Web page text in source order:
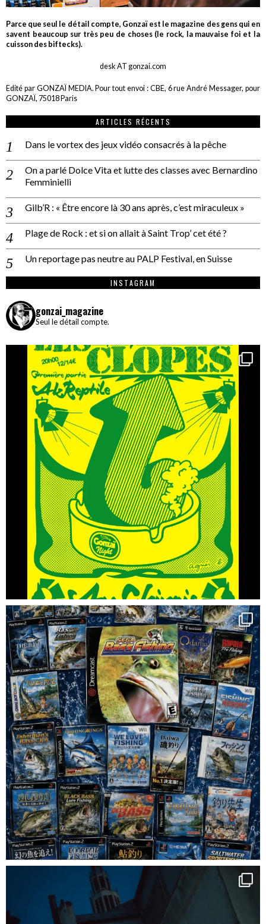
Parce que seul le détail compte, Gonzaï est le magazine des gens qui en
savent beaucoup sur très peu de choses (le rock, la mauvaise foi et la
cuisson des biftecks).
desk AT gonzai.com
Edité par GONZAÏ MEDIA. Pour tout envoi : CBE, 6 rue André Messager, pour
GONZAÏ, 75018 Paris
ARTICLES RÉCENTS
Dans le vortex des jeux vidéo consacrés à la pêche
On a parlé Dolce Vita et lutte des classes avec Bernardino
Femminielli
Gilb’R : « Être encore là 30 ans après, c’est miraculeux »
Plage de Rock : et si on allait à Saint Trop’ cet été ?
Un reportage pas neutre au PALP Festival, en Suisse
INSTAGRAM
gonzai_magazine
Seul le détail compte.